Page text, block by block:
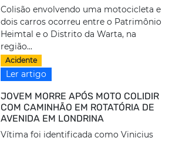
Colisão envolvendo uma motocicleta e
dois carros ocorreu entre o Patrimônio
Heimtal e o Distrito da Warta, na
região...
Acidente
Ler artigo
JOVEM MORRE APÓS MOTO COLIDIR
COM CAMINHÃO EM ROTATÓRIA DE
AVENIDA EM LONDRINA
Vítima foi identificada como Vinicius